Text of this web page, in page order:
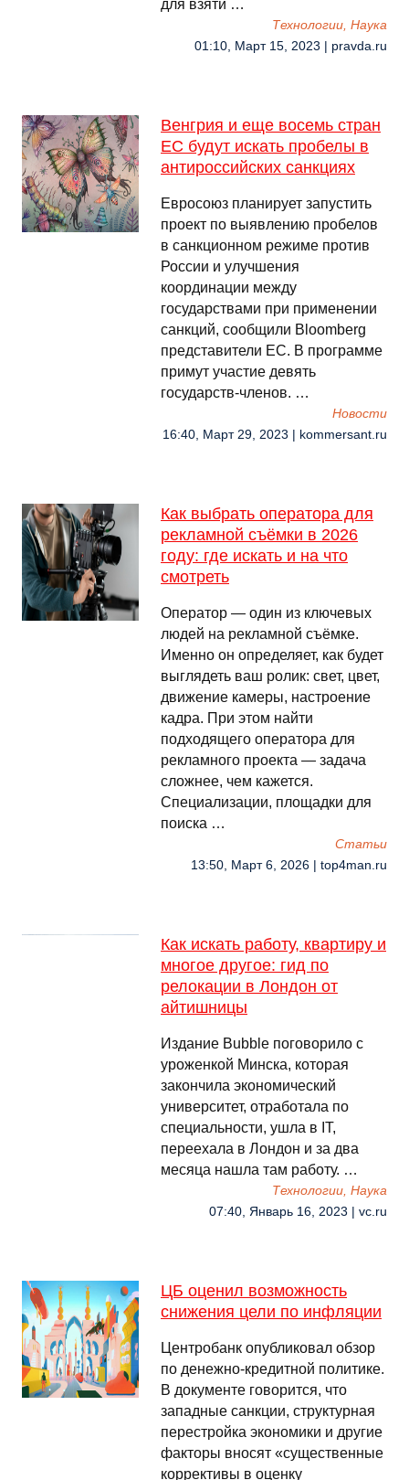
для взяти …
Технологии, Наука
01:10, Март 15, 2023 | pravda.ru
Венгрия и еще восемь стран
ЕС будут искать пробелы в
антироссийских санкциях
Евросоюз планирует запустить
проект по выявлению пробелов
в санкционном режиме против
России и улучшения
координации между
государствами при применении
санкций, сообщили Bloomberg
представители ЕС. В программе
примут участие девять
государств-членов. …
Новости
16:40, Март 29, 2023 | kommersant.ru
Как выбрать оператора для
рекламной съёмки в 2026
году: где искать и на что
смотреть
Оператор — один из ключевых
людей на рекламной съёмке.
Именно он определяет, как будет
выглядеть ваш ролик: свет, цвет,
движение камеры, настроение
кадра. При этом найти
подходящего оператора для
рекламного проекта — задача
сложнее, чем кажется.
Специализации, площадки для
поиска …
Cтатьи
13:50, Март 6, 2026 | top4man.ru
Как искать работу, квартиру и
многое другое: гид по
релокации в Лондон от
айтишницы
Издание Bubble поговорило с
уроженкой Минска, которая
закончила экономический
университет, отработала по
специальности, ушла в IT,
переехала в Лондон и за два
месяца нашла там работу. …
Технологии, Наука
07:40, Январь 16, 2023 | vc.ru
ЦБ оценил возможность
снижения цели по инфляции
Центробанк опубликовал обзор
по денежно-кредитной политике.
В документе говорится, что
западные санкции, структурная
перестройка экономики и другие
факторы вносят «существенные
коррективы в оценку